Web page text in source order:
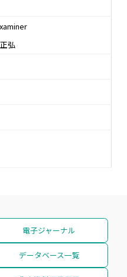
弘
電子ジャーナル
データベース一覧